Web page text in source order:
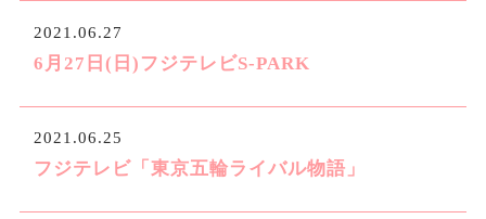
2021.06.27
6月27日(日)フジテレビS-PARK
2021.06.25
フジテレビ「東京五輪ライバル物語」